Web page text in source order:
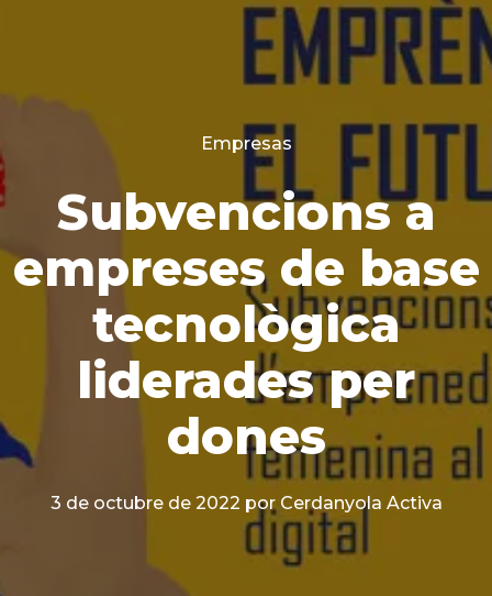
Categories
Empresas
Subvencions a
empreses de base
tecnològica
liderades per
dones
3 de octubre de 2022 por Cerdanyola Activa